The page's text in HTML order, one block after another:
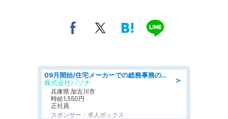
＞
09月開始/住宅メーカーでの総務事務のお仕事/駅近/車通勤可/一般事務/人事労務
株式会社パソナ
兵庫県 加古川市
時給1,550円
正社員
スポンサー：求人ボックス